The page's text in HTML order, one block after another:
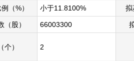
（%） 小于11.8100% 拟
股） 66003300
） 2